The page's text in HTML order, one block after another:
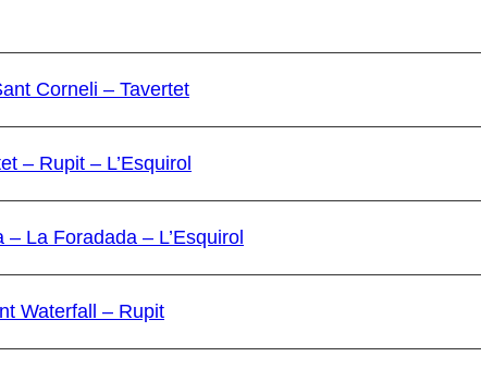
Corneli – Tavertet
– Rupit – L’Esquirol
La Foradada – L’Esquirol
Waterfall – Rupit